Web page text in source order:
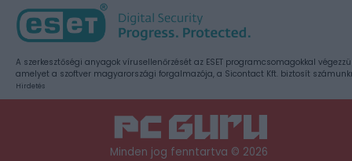
A szerkesztőségi anyagok vírusellenőrzését az ESET programcsomagokkal
amelyet a szoftver magyarországi forgalmazója, a Sicontact Kft. biztosít
Hirdetés
Minden jog fenntartva © 2026